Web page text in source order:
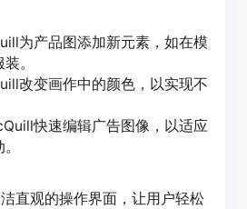
为产品图添加新元素，如在模
。
改变画作中的颜色，以实现不
快速编辑广告图像，以适应
直观的操作界面，让用户轻松